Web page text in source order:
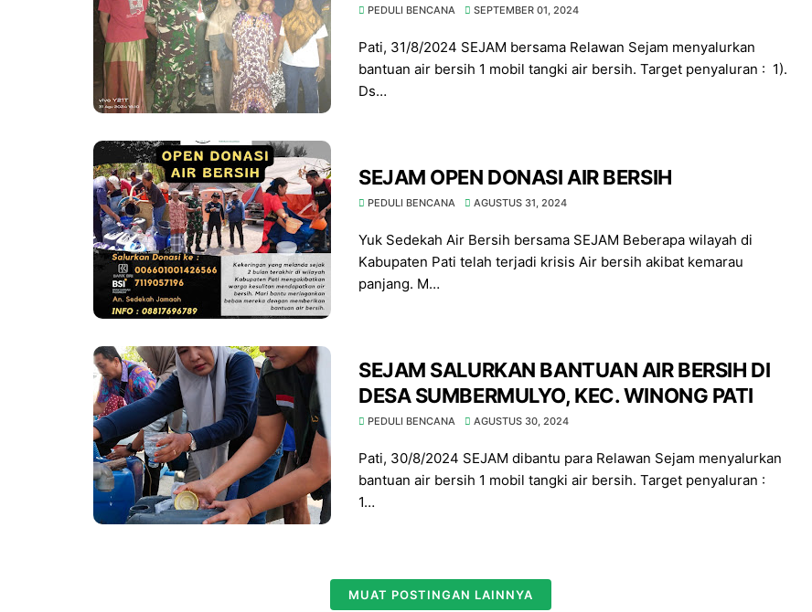
PEDULI BENCANA SEPTEMBER 01, 2024
Pati, 31/8/2024 SEJAM bersama Relawan Sejam menyalurkan
bantuan air bersih 1 mobil tangki air bersih. Target penyaluran : 1).
Ds…
SEJAM OPEN DONASI AIR BERSIH
PEDULI BENCANA AGUSTUS 31, 2024
Yuk Sedekah Air Bersih bersama SEJAM Beberapa wilayah di
Kabupaten Pati telah terjadi krisis Air bersih akibat kemarau
panjang. M…
SEJAM SALURKAN BANTUAN AIR BERSIH DI
DESA SUMBERMULYO, KEC. WINONG PATI
PEDULI BENCANA AGUSTUS 30, 2024
Pati, 30/8/2024 SEJAM dibantu para Relawan Sejam menyalurkan
bantuan air bersih 1 mobil tangki air bersih. Target penyaluran :
1…
MUAT POSTINGAN LAINNYA